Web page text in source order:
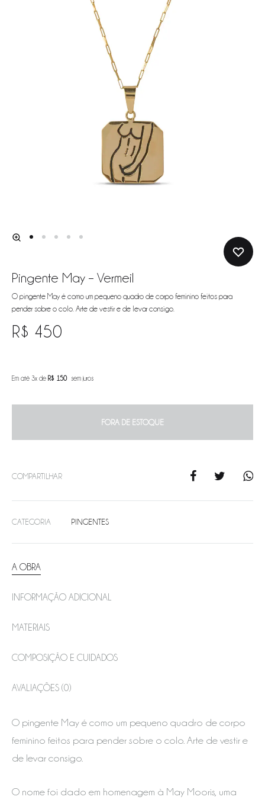
Pingente May – Vermeil
O pingente May é como um pequeno quadro de corpo feminino feitos para
pender sobre o colo. Arte de vestir e de levar consigo.
R$ 450
Em até 3x de R$ 150 sem juros
FORA DE ESTOQUE
COMPARTILHAR
CATEGORIA PINGENTES
A OBRA
INFORMAÇÃO ADICIONAL
MATERIAIS
COMPOSIÇÃO E CUIDADOS
AVALIAÇÕES (0)
O pingente May é como um pequeno quadro de corpo
feminino feitos para pender sobre o colo. Arte de vestir e
de levar consigo.
O nome foi dado em homenagem à May Mooris, uma